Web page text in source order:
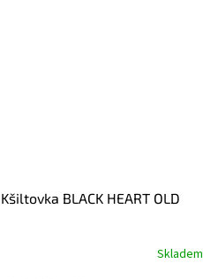
Kšiltovka BLACK HEART OLD
Skladem